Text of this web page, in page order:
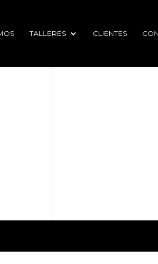
TALLERES CLIENTES